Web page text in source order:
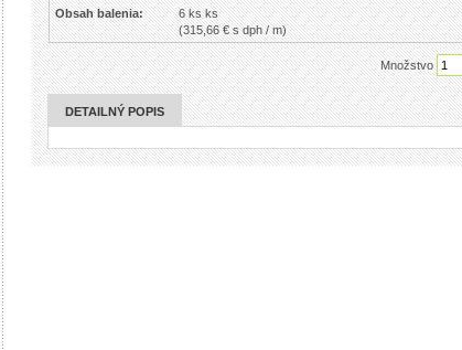
Obsah balenia:
6 ks ks
(315,66 € s dph / m)
Množstvo
DETAILNÝ POPIS